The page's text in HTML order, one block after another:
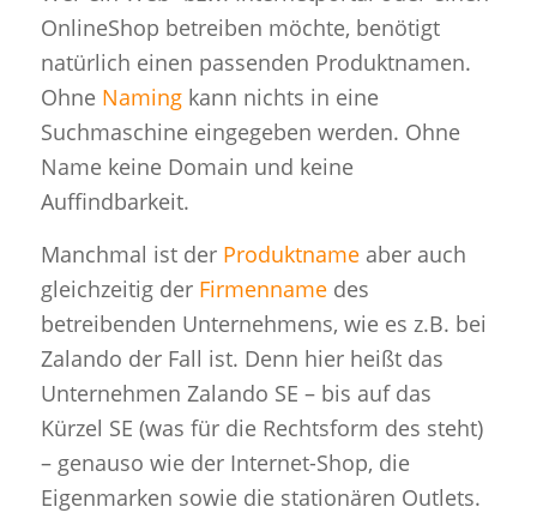
OnlineShop betreiben möchte, benötigt
natürlich einen passenden Produktnamen.
Ohne Namingkann nichts in eine
Suchmaschine eingegeben werden. Ohne
Name keine Domain und keine
Auffindbarkeit.
Manchmal ist der Produktnameaber auch
gleichzeitig der Firmennamedes
betreibenden Unternehmens, wie es z.B. bei
Zalando der Fall ist. Denn hier heißt das
Unternehmen Zalando SE – bis auf das
Kürzel SE (was für die Rechtsform des steht)
– genauso wie der Internet-Shop, die
Eigenmarken sowie die stationären Outlets.